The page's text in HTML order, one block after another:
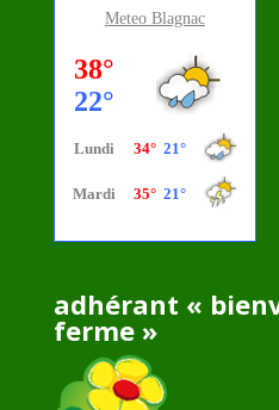
Meteo Blagnac
adhérant «
ferme »